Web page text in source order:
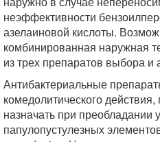
неэффективности
азелаиновой кислоты.
комбинированная наружная
из трех препаратов выбора и
Антибактериальные
комедолитического
назначать при преобладании
папулопустулезных